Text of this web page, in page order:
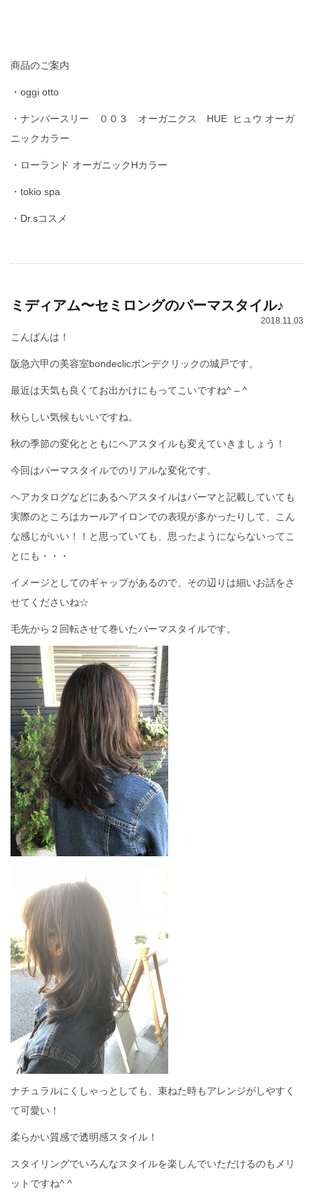
商品のご案内
・oggi otto
・ナンバースリー ００３ オーガニクス HUE ヒュウ オーガ
ニックカラー
・ローランド オーガニックHカラー
・tokio spa
・Dr.sコスメ
ミディアム〜セミロングのパーマスタイル♪
2018.11.03
こんばんは！
阪急六甲の美容室bondeclicボンデクリックの城戸です。
最近は天気も良くてお出かけにもってこいですね^ – ^
秋らしい気候もいいですね。
秋の季節の変化とともにヘアスタイルも変えていきましょう！
今回はパーマスタイルでのリアルな変化です。
ヘアカタログなどにあるヘアスタイルはパーマと記載していても
実際のところはカールアイロンでの表現が多かったりして、こん
な感じがいい！！と思っていても、思ったようにならないってこ
とにも・・・
イメージとしてのギャップがあるので、その辺りは細いお話をさ
せてくださいね☆
毛先から２回転させて巻いたパーマスタイルです。
ナチュラルにくしゃっとしても、束ねた時もアレンジがしやすく
て可愛い！
柔らかい質感で透明感スタイル！
スタイリングでいろんなスタイルを楽しんでいただけるのもメリ
ットですね^ ^